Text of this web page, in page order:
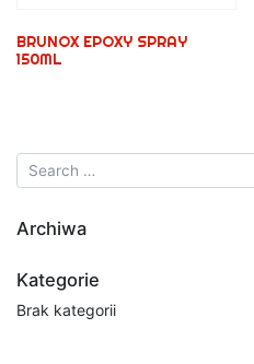
BRUNOX EPOXY SPRAY
150ML
Archiwa
Kategorie
Brak kategorii